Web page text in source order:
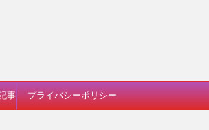
事 プライバシーポリシー